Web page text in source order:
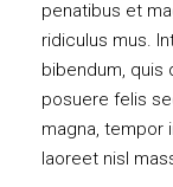
penatibus et
ridiculus mus.
bibendum, quis
posuere felis
magna, tempor
laoreet nisl